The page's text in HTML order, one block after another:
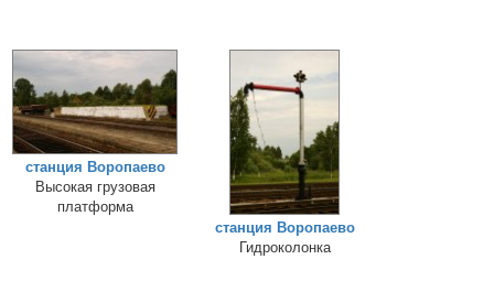
станция Воропаево
Высокая грузовая
платформа
станция Воропаево
Гидроколонка